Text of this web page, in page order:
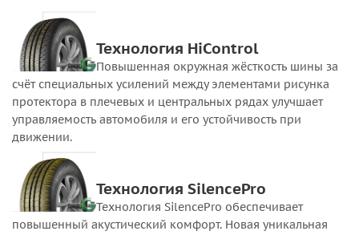
Технология HiControl
Повышенная окружная жёсткость шины за
счёт специальных усилений между элементами рисунка
протектора в плечевых и центральных рядах улучшает
управляемость автомобиля и его устойчивость при
движении.
Технология SilencePro
Технология SilencePro обеспечивает
повышенный акустический комфорт. Новая уникальная